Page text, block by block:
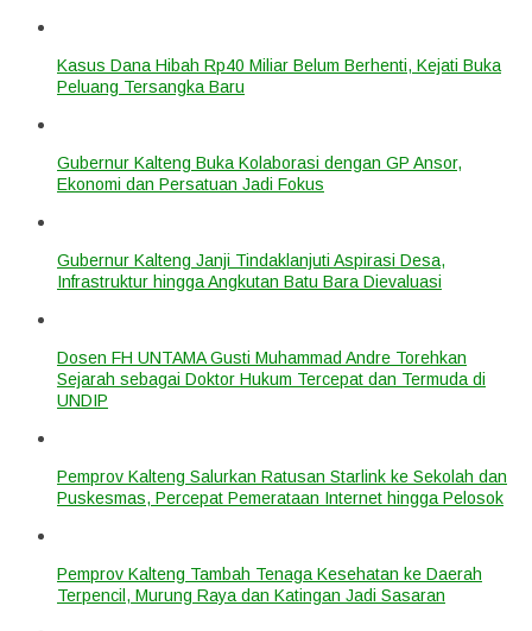
Kasus Dana Hibah Rp40 Miliar Belum Berhenti, Kejati Buka
Peluang Tersangka Baru
Gubernur Kalteng Buka Kolaborasi dengan GP Ansor,
Ekonomi dan Persatuan Jadi Fokus
Gubernur Kalteng Janji Tindaklanjuti Aspirasi Desa,
Infrastruktur hingga Angkutan Batu Bara Dievaluasi
Dosen FH UNTAMA Gusti Muhammad Andre Torehkan
Sejarah sebagai Doktor Hukum Tercepat dan Termuda di
UNDIP
Pemprov Kalteng Salurkan Ratusan Starlink ke Sekolah dan
Puskesmas, Percepat Pemerataan Internet hingga Pelosok
Pemprov Kalteng Tambah Tenaga Kesehatan ke Daerah
Terpencil, Murung Raya dan Katingan Jadi Sasaran